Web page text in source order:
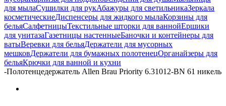
для мылаСушилки для рукАбажуры для светильникаЗеркала
косметическиеДиспенсеры для жидкого мылаКорзины для
бельяСалфетницыТекстильные шторки для ваннойЕршики
для унитазаГазетницы настенныеБаночки и контейнеры для
ватыВеревки для бельяДержатели для мусорных
мешковДержатели для бумажных полотенецОрганайзеры для
бельяКрючки для ванной и кухни
-Полотенцедержатель Allen Brau Priority 6.31012-BN 61 никель